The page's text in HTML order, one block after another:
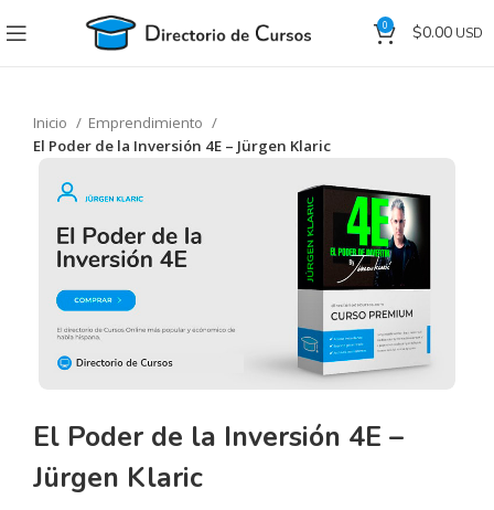
0 $0.00
Inicio
Emprendimiento
El Poder de la Inversión 4E – Jürgen Klaric
El Poder de la Inversión 4E –
Jürgen Klaric